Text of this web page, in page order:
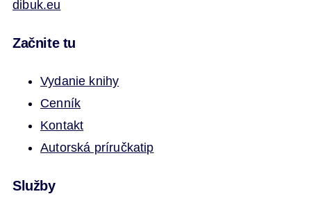
dibuk.eu
Začnite tu
Vydanie knihy
Cenník
Kontakt
Autorská príručkatip
Služby